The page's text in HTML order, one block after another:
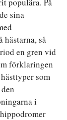
sina
hästarna, så
en gren vid
förklaringen
som
i